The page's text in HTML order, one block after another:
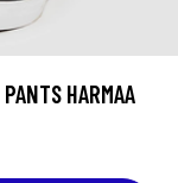
HARMAA